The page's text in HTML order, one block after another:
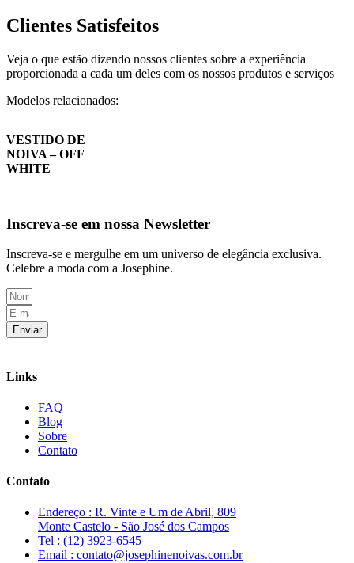
Clientes Satisfeitos
Veja o que estão dizendo nossos clientes sobre a experiência
proporcionada a cada um deles com os nossos produtos e serviços
Modelos relacionados:
VESTIDO DE
NOIVA – OFF
WHITE
Inscreva-se em nossa Newsletter
Inscreva-se e mergulhe em um universo de elegância exclusiva.
Celebre a moda com a Josephine.
Enviar
Links
FAQ
Blog
Sobre
Contato
Contato
Endereço : R. Vinte e Um de Abril, 809
Monte Castelo - São José dos Campos
Tel : (12) 3923-6545
Email : contato@josephinenoivas.com.br